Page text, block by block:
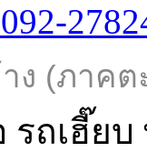
ง (ภาคต
รถเฮี๊ยบ